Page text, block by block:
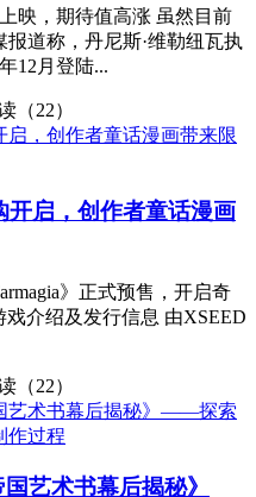
映，期待值高涨 虽然目前
道称，丹尼斯·维勒纽瓦执
12月登陆...
（22）
开启，创作者童话漫画
》正式预售，开启奇
戏介绍及发行信息 由XSEED
（22）
艺术书幕后揭秘》